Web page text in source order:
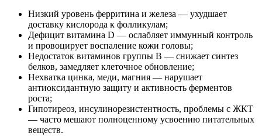
Низкий уровень ферритина и железа — ухудшает
доставку кислорода к фолликулам;
Дефицит витамина D — ослабляет иммунный контроль
и провоцирует воспаление кожи головы;
Недостаток витаминов группы B — снижает синтез
белков, замедляет клеточное обновление;
Нехватка цинка, меди, магния — нарушает
антиоксидантную защиту и активность ферментов
роста;
Гипотиреоз, инсулинорезистентность, проблемы с ЖКТ
— часто мешают полноценному усвоению питательных
веществ.